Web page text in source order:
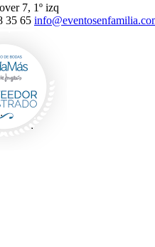
7, 1º izq
35 65